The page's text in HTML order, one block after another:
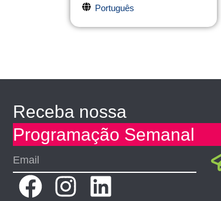
Português
Receba nossa
Programação Semanal
Email
F
I
L